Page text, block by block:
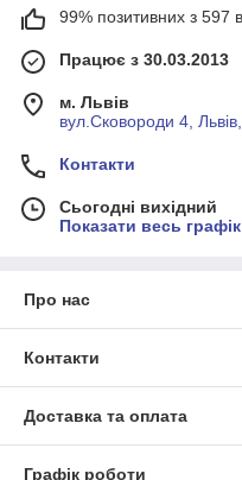
99% позитивних з 597
Працює з 30.03.2013
м. Львів
вул.Сковороди 4,
Контакти
Сьогодні вихідний
Показати весь
Про нас
Контакти
Доставка та оплата
Графік роботи